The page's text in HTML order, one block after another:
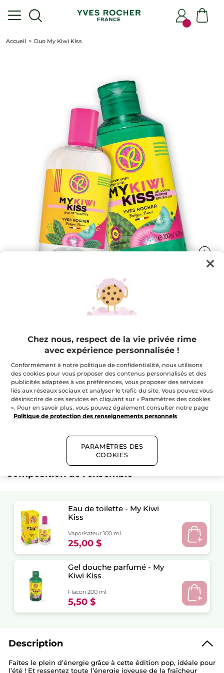
Accueil Duo My Kiwi Kiss
Duo My Kiwi Kiss
★★★★★
★★★★★
Aucune
pour
AJOUTER UN AVIS
M'avertir de la disponibilité
Paiement sécurisé
Satisfait ou remboursé
Composition de l'ensemble
Eau de toilette - My Kiwi
Kiss
Vaporisateur 100 ml
25,00 $
Gel douche parfumé - My
Kiwi Kiss
Flacon 200 ml
5,50 $
Description
Faites le plein d’énergie grâce à cette édition pop, idéale pour
l’été ! Et ressentez toute l’énergie joyeuse de la fraîcheur
Chez nous, respect de la vie privée rime
avec expérience personnalisée !
Conformément à notre politique de confidentialité, nous utilisons
des cookies pour vous proposer des contenus personnalisés et des
publicités adaptées à vos préférences, vous proposer des services
liés aux réseaux sociaux et analyser le trafic du site. Vous pouvez vous
désinscrire de ces services en cliquant sur « Paramètres des cookies
». Pour en savoir plus, vous pouvez également consulter notre page
Politique de protection des renseignements personnels
PARAMÈTRES DES
COOKIES